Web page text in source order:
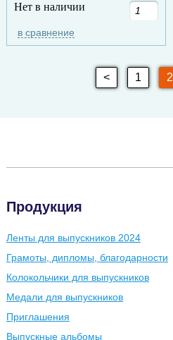
Нет в наличии
в сравнение
< 1 2
Продукция
Ленты для выпускников 2024
Грамоты, дипломы, благодарности
Колокольчики для выпускников
Медали для выпускников
Приглашения
Выпускные альбомы